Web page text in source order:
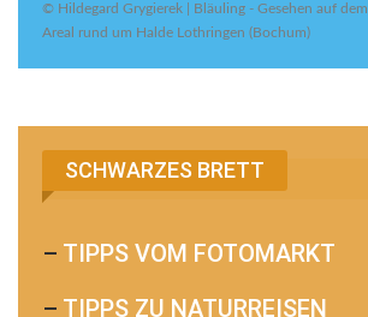
© Hildegard Grygierek | Bläuling - Gesehen auf dem
Areal rund um Halde Lothringen (Bochum)
SCHWARZES BRETT
– TIPPS VOM FOTOMARKT
– TIPPS ZU NATURREISEN